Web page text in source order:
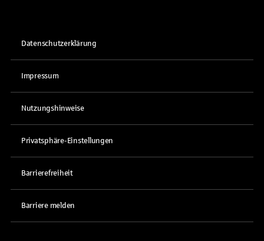
Datenschutzerklärung
Impressum
Nutzungshinweise
Privatsphäre-Einstellungen
Barrierefreiheit
Barriere melden